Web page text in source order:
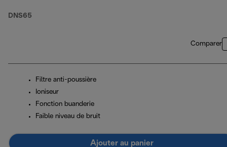
DNS65
Comparer
Filtre anti-poussière
Ioniseur
Fonction buanderie
Faible niveau de bruit
Ajouter au panier